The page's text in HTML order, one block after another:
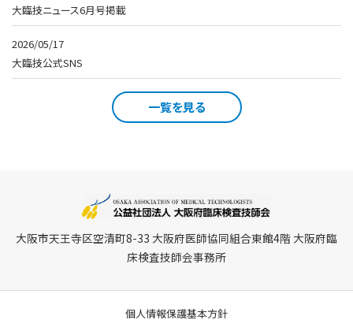
大臨技ニュース6月号掲載
2026/05/17
大臨技公式SNS
一覧を見る
大阪市天王寺区空清町8-33 大阪府医師協同組合東館4階 大阪府臨
床検査技師会事務所
個人情報保護基本方針